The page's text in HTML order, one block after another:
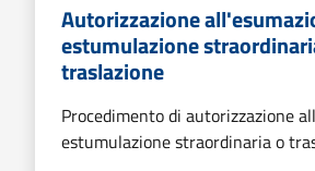
Autorizzazione
estumulazione
traslazione
Procedimento di autorizzazione
estumulazione straordinaria o